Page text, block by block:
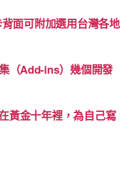
背面可附加選用台灣各地
（Add-ins）幾個開發
黃金十年裡，為自己寫